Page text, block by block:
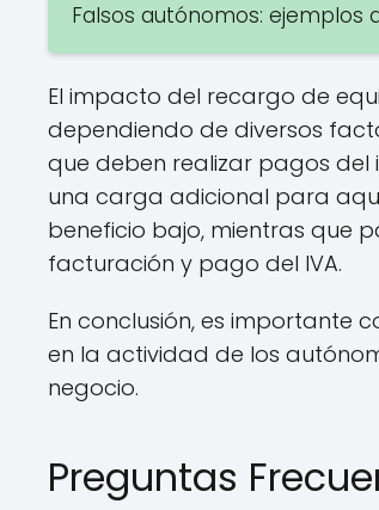
Falsos autónomos:
El impacto del recargo de
dependiendo de diversos
que deben realizar pagos del
una carga adicional para
beneficio bajo, mientras que
facturación y pago del IVA.
En conclusión, es importante
en la actividad de los
negocio.
Preguntas